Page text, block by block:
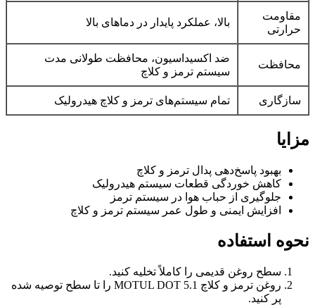
مقاومت
حرارتی
بالا، عملکرد پایدار در دماهای بالا
محافظت
ضد اکسیداسیون، محافظت طولانی مدت
سیستم ترمز و کلاچ
سازگاری تمام سیستم‌های ترمز و کلاچ هیدرولیک
مزایا
بهبود پاسخ‌دهی پدال ترمز و کلاچ
کاهش خوردگی قطعات سیستم هیدرولیک
جلوگیری از حباب هوا در سیستم ترمز
افزایش ایمنی و طول عمر سیستم ترمز و کلاچ
نحوه استفاده
سطح روغن قدیمی را کاملاً تخلیه کنید.
روغن ترمز و کلاچ MOTUL DOT 5.1 را تا سطح توصیه شده
پر کنید.